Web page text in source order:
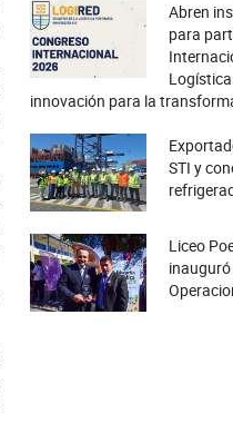
Abren
para
innovación para la
STI y
Liceo